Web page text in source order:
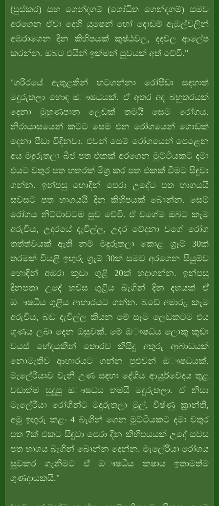
(පුස්කර) සහ ගෙන්දගම් (ශෝධිත ගෙන්දගම්) සමව
අරගෙන ඒවා දෙහි යුෂෙන් හෝ ‍දොඬම් ඇඹුල්වලින්
අඹරාගෙන දින කිහිපයක් කුෂ්ඨවල, දදවල ආලේප
කරන්න. ඔබට එයින් ඉක්මන් සුවයක් අත් වේවී."
"ශරීරයේ ඇතුළතින් හටගන්නා රෝපීඩා සඳහාත්
මදුරුතලා හොඳ ඔෟෂධයක්. ඒ අතර අද බහුතරයක්
දෙනා මුහුණපාන ලෙඩක් තමයි සෙම රෝගය.
නිරායාසයෙන් කටට සෙම එන රෝගයෙන් ගොඩක්
දෙනා පීඩා විඳිනවා. එවන් සෙම් රෝගයෙන් පෙළෙන
අය මදුරුතලා බීජ පත එකක් අරගෙන මුට්ටියකට දමා
එයට වතුර පත හතරක් මිශ්‍ර කර පත එකක් වීමට සිඳුවා
ගන්න. ඉන්පසු හොඳින් පෙරා උදේට පත භාගයයි
සවසට පත භාගයයි දින කිහිපයක් බොන්න. සෙම්
රෝගය නිට්ටාවටම සුව වේවි. ඒ වගේම ඔබට කෑම
අරුචිය, උදරයේ දැවිල්ල, උදර වේදනා වගේ රෝග
තත්ත්වයක් ඇති නම් මදුරුතලා කොළ ග්‍රෑම් 30ක්
තරමක් වියළි ඉඟුරු ග්‍රෑම් 30ක් සමව අරගෙන සියුම්ව
හොඳින් අඹරා කුඩා ගුළි 20ක් හදාගන්න. ඉන්පසු
දිනපතා උදේ හවස ගුළිය බැගින් දින දහයක් ඒ
ඔෟෂධීය ගුළිය ආහාරයට ගන්න. බඩේ අමාරු, කෑම
අරුචිය, බඩ දැවිල්ල කියන මේ සෑම ලෙඩකටම එය
ගුණය ලබා දෙන ඔසුවක්. මේ ඔෟෂධය ලොකු කුඩා
වයස් භේදයකින් තොරව කිසිදු අතුරු ආබාධයක්
නොමැතිව ආහාරයට ගන්න පුළුවන් ඔෟෂධයක්.
මැලේරියාව වැනි උණ සඳහා දේශීය ආයුර්වේදය තුළ
වඩාත්ම සුදුසු ඔෟෂධය තමයි මදුරුතලා. ඒ නිසා
මැලේරියා රෝගීන්ට මදුරුතලා මුල්, විෂ්ණු ක්‍රාන්ති,
අමු ඉඟුරු කළං 4 බැගින් ගෙන මුට්ටියකට දමා වතුර
පත 7ක් එකට සිඳුවා පෙරා දින කිහිපයයක් උදේ සවස
පත භාගය බැගින් බොන්න දෙන්න. මැලේරියා රෝගය
සුවකර ගැනීමට ඒ ඔෟෂධීය කෂාය ඉතාමත්ම
ගුණදායකයි."